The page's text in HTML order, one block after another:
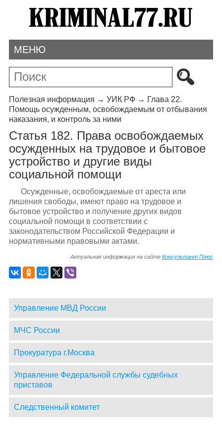
МЕНЮ
Полезная информация → УИК РФ→ Глава 22.
Помощь осужденным, освобождаемым от отбывания
наказания, и контроль за ними
Статья 182. Права освобождаемых
осужденных на трудовое и бытовое
устройство и другие виды
социальной помощи
Осужденные, освобождаемые от ареста или
лишения свободы, имеют право на трудовое и
бытовое устройство и получение других видов
социальной помощи в соответствии с
законодательством Российской Федерации и
нормативными правовыми актами.
Актуальная информация на сайтеКонсультант Плюс
Управление МВД России
МЧС России
Прокуратура г.Москва
Управление Федеральной службы судебных
приставов
Следственный комитет